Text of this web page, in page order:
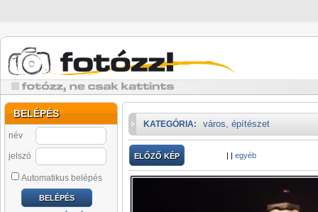
BELÉPÉS
név
jelszó
Automatikus belépés
KATEGÓRIA: város, építészet
ELŐZŐ KÉP | | egyéb